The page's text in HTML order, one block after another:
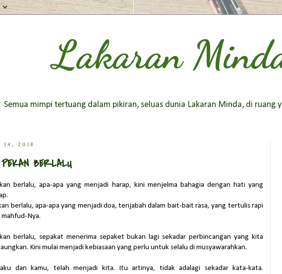
Lakaran
Semua mimpi tertuang dalam pikiran, seluas dunia Lakaran Minda, di ruang
14, 2018
BERLALU
berlalu, apa-apa yang menjadi harap, kini menjelma bahagia dengan hati yang
berlalu, apa-apa yang menjadi doa, terijabah dalam bait-bait rasa, yang tertulis rapi
Nya.
berlalu, sepakat menerima sepaket bukan lagi sekadar perbincangan yang kita
Kini mulai menjadi kebiasaan yang perlu untuk selalu di musyawarahkan.
aku dan kamu, telah menjadi kita. Itu artinya, tidak adalagi sekadar kata-kata.